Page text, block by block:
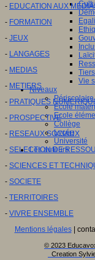
Vie
Niveaux
Périscolaire
Ecole
Ecole
Collège
Lycée
Université
Les auteurs
- EDUCATION AUX
- FORMATION
- JEUX
- LANGAGES
- MEDIAS
- METIERS
- PRATIQUES
- PROSPECTIVE
- RESEAUX SOCIAUX
- SELECTION DE
- SCIENCES ET
- SOCIETE
- TERRITOIRES
- VIVRE ENSEMBLE
Mentions légales|
© 2023
Creation